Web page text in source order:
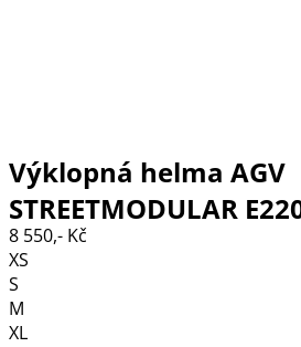
Výklopná helma AGV
STREETMODULAR
8 550,- Kč
XS
S
M
XL